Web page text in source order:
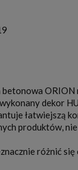
ORION
dekor
łatwiejszą
produktów,
różnić